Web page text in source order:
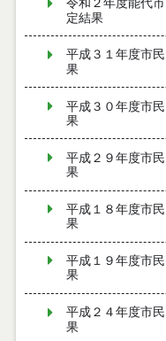
令和２年度能代
定結果
平成３１年度市
果
平成３０年度市
果
平成２９年度市
果
平成１８年度市
果
平成１９年度市
果
平成２４年度市
果